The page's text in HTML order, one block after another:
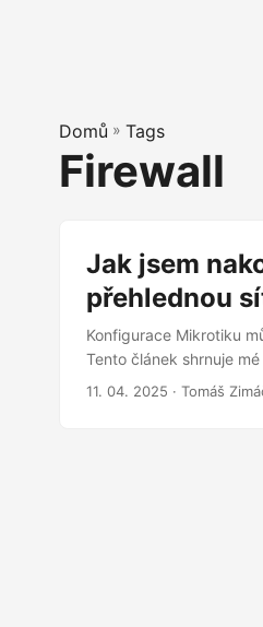
Domů » Tags
Firewall
Jak jsem
přehlednou
Konfigurace Mikrotiku
Tento článek shrnuje
přehledná,
11. 04. 2025 · Tomáš